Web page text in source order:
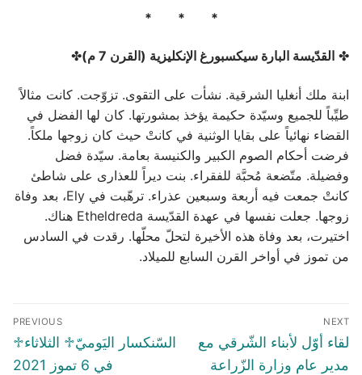
* * *
✤ القدّيسة البارة سيكسبورغ الإنكليزية (القرن 7 م) ✤
ابنة ملك أنغليا الشرقية. نشأت على التقوى. تزوّجت. كانت مثالاً
طيِّباً للجميع وسيّدة حكيمة يؤخذ بمشورتها. كان لها الفضل في
القضاء نهائياً على بقايا الوثنية في كانتْ حيث كان زوجها ملكاً.
فرضت أحكام الصوم الكبير والكنيسة بعامة. سيّدة فضل
وفضيلة. متّضعة مُحبَّة للفقراء. بنت ديراً للعذارى على شاطئ
كانتْ جمعت فيه أربعة وسبعين عذراء. ترهّبت في Ely، بعد وفاة
زوجها. جعلت نفسها في عهدة القدّيسة Etheldreda هناك.
اختيرت، بعد وفاة هذه الأخيرة لتحلّ محلّها. رقدت في السادس
من تموز في أواخر القرن السابع للميلاد.
Post
navigation
PREVIOUS
Previous
post:
♱السّنكسار اليَوميّ♱ الثلاثاء
في 6 تموز 2021
NEXT
Next
post:
لقاء أوّل لأبناء الشّرقي مع
مدير عام وزارة الزّراعة